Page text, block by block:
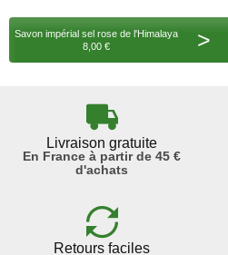
Savon impérial sel rose de l'Himalaya
8,00 €
>
Livraison gratuite
En France à partir de 45 €
d'achats
Retours faciles